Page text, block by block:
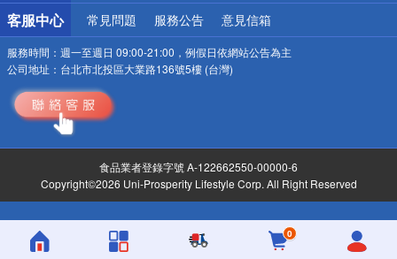
客服中心 常見問題 服務公告 意見信箱
服務時間： 週一至週日 09:00-21:00，例假日依網站公告為主
公司地址： 台北市北投區大業路136號5樓 (台灣)
食品業者登錄字號 A-122662550-00000-6
Copyright©2026 Uni-Prosperity Lifestyle Corp. All Right Reserved
0